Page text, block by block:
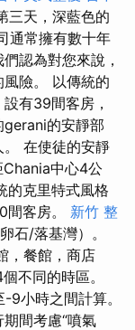
三天，深藍色的
通常擁有數十年
認為對您來說，
險。 以傳統的
有39間客房，
gerani的安靜部
在使徒的安靜
Chania中心4公
的克里特式風格
客房。 新竹 整
石/落基灣）。
，餐館，商店
不同的時區。
小時之間計算。
間考慮“噴氣